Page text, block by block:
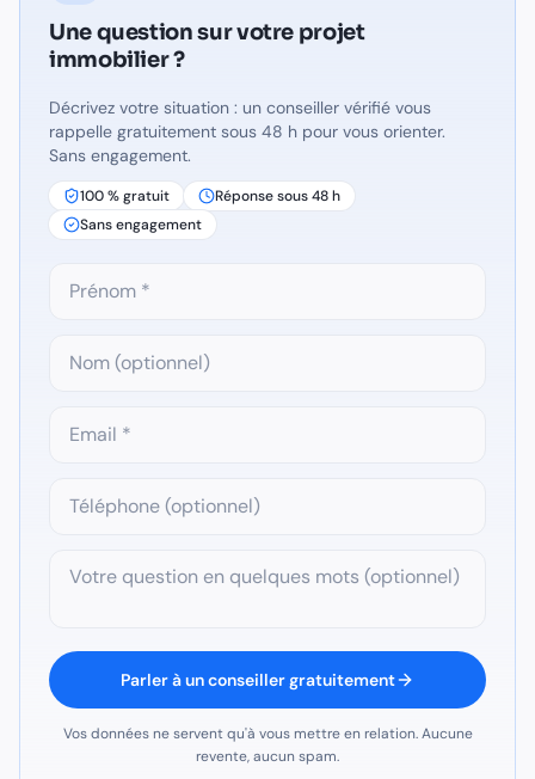
Une question survotre projet
immobilier?
Décrivez votre situation : un conseiller vérifié vous
rappelle gratuitement sous 48 h pour vous orienter.
Sans engagement.
100 % gratuit
Réponse sous 48 h
Sans engagement
Parler à un conseiller gratuitement
Vos données ne servent qu'à vous mettre en relation. Aucune
revente, aucun spam.